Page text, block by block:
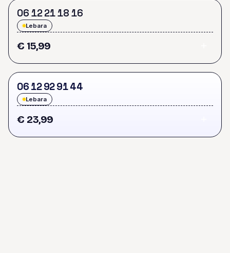
06 122118 16
Lebara
€ 15,99
06 12929144
Lebara
€ 23,99